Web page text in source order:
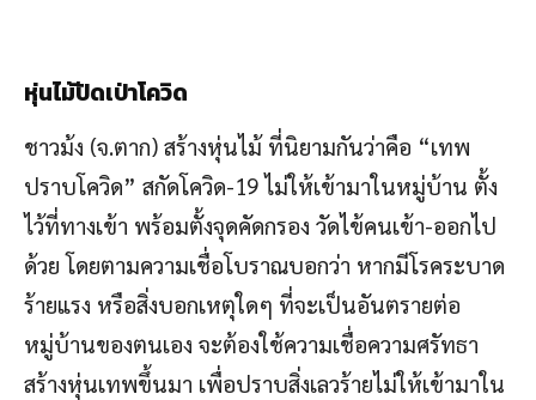
หุ่นไม้ปัดเป่าโควิด
ชาวม้ง (จ.ตาก) สร้างหุ่นไม้ ที่นิยามกันว่าคือ “เทพ
ปราบโควิด” สกัดโควิด-19 ไม่ให้เข้ามาในหมู่บ้าน ตั้ง
ไว้ที่ทางเข้า พร้อมตั้งจุดคัดกรอง วัดไข้คนเข้า-ออกไป
ด้วย โดยตามความเชื่อโบราณบอกว่า หากมีโรคระบาด
ร้ายแรง หรือสิ่งบอกเหตุใดๆ ที่จะเป็นอันตรายต่อ
หมู่บ้านของตนเอง จะต้องใช้ความเชื่อความศรัทธา
สร้างหุ่นเทพขึ้นมา เพื่อปราบสิ่งเลวร้ายไม่ให้เข้ามาใน